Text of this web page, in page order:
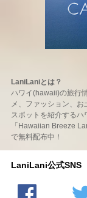
LaniLaniとは？
ハワイ(hawaii)の旅行
メ、ファッション、
スポットを紹介する
「Hawaiian Breeze
で無料配布中！
LaniLani公式SNS